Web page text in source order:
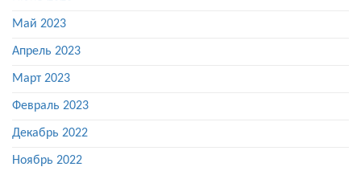
Май 2023
Апрель 2023
Март 2023
Февраль 2023
Декабрь 2022
Ноябрь 2022